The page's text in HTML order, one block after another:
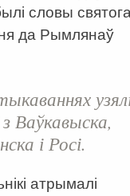
словы
да Рымлянаў
з Ваўкавыска,
і Росі.
атрымалі